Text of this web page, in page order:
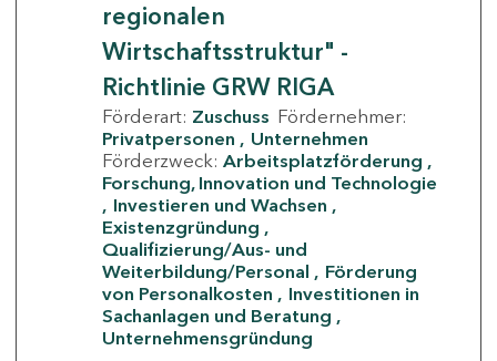
regionalen
Wirtschaftsstruktur" -
Richtlinie GRW RIGA
Förderart: Zuschuss Fördernehmer:
Privatpersonen
Unternehmen
Förderzweck: Arbeitsplatzförderung
Forschung, Innovation und Technologie
Investieren und Wachsen
Existenzgründung
Qualifizierung/Aus- und
Weiterbildung/Personal
Förderung
von Personalkosten
Investitionen in
Sachanlagen und Beratung
Unternehmensgründung